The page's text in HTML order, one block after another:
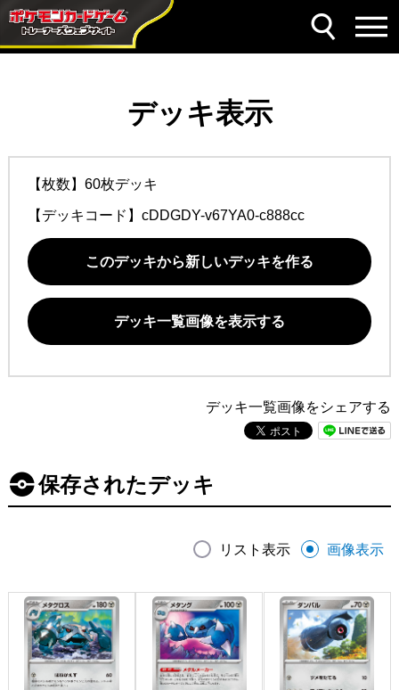
デッキ表示
【枚数】60枚デッキ
【デッキコード】 cDDGDY-v67YA0-c888cc
このデッキから新しいデッキを作る
デッキ一覧画像を表示する
デッキ一覧画像をシェアする
保存されたデッキ
リスト表示 画像表示